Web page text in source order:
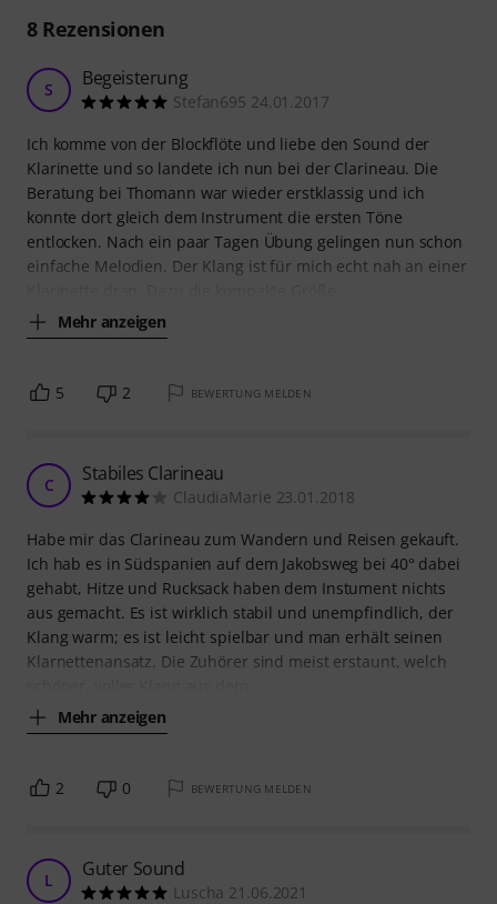
8Rezensionen
S Begeisterung
Stefan695 24.01.2017
Ich komme von der Blockflöte und liebe den Sound der
Klarinette und so landete ich nun bei der Clarineau. Die
Beratung bei Thomann war wieder erstklassig und ich
konnte dort gleich dem Instrument die ersten Töne
entlocken. Nach ein paar Tagen Übung gelingen nun schon
einfache Melodien. Der Klang ist für mich echt nah an einer
Mehr anzeigen
5 2 BEWERTUNG MELDEN
C Stabiles Clarineau
ClaudiaMarie 23.01.2018
Habe mir das Clarineau zum Wandern und Reisen gekauft.
Ich hab es in Südspanien auf dem Jakobsweg bei 40° dabei
gehabt, Hitze und Rucksack haben dem Instument nichts
aus gemacht. Es ist wirklich stabil und unempfindlich, der
Klang warm; es ist leicht spielbar und man erhält seinen
Klarnettenansatz. Die Zuhörer sind meist erstaunt, welch
Mehr anzeigen
2 0 BEWERTUNG MELDEN
L Guter Sound
Luscha 21.06.2021